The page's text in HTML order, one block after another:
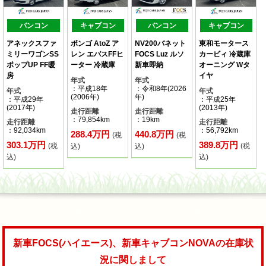
バンコン
アネックスファ
ミリーワゴンSS
ポップUP FF暖
房
年式
：平成29年
(2017年)
走行距離
：92,034km
303.1万円 (税
込)
キャブコン
ボンゴ AtoZ ア
レン エバスFFヒ
ーター 冷蔵庫
年式
：平成18年
(2006年)
走行距離
：79,854km
288.4万円(税
込)
バンコン
NV200バネット
FOCS Luz ルソ
新車即納
年式
：令和8年(2026
年)
走行距離
：19km
440.8万円(税
込)
キャブコン
東和モータース
カービィ 冷蔵庫
オーニング Wタ
イヤ
年式
：平成25年
(2013年)
走行距離
：56,792km
389.8万円(税
込)
新車FOCS(ハイエース)、新車キャブコンNOVAの在庫状
況に関しまして